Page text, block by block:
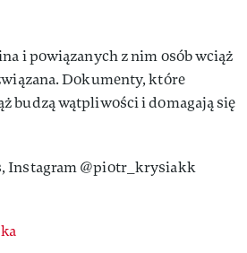
i powiązanych z nim osób wciąż
Dokumenty, które
budzą wątpliwości i domagają się
Instagram @piotr_krysiakk